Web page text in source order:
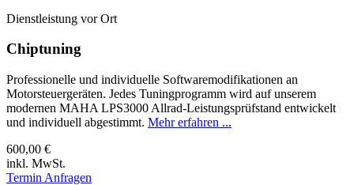
Dienstleistung vor Ort
Chiptuning
Professionelle und individuelle Softwaremodifikationen an
Motorsteuergeräten. Jedes Tuningprogramm wird auf unserem
modernen MAHA LPS3000 Allrad-Leistungsprüfstand entwickelt
und individuell abgestimmt. Mehr erfahren ...
600,00 €
inkl. MwSt.
Termin Anfragen